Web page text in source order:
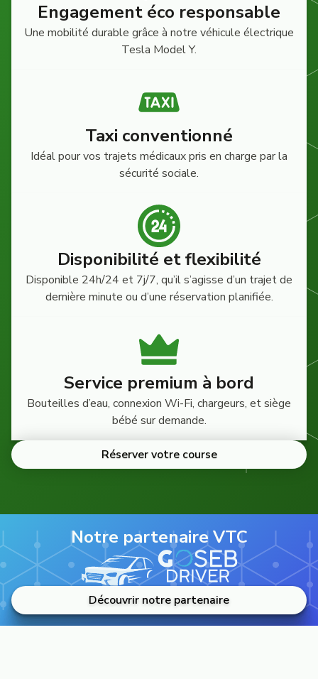
Engagement éco responsable
Une mobilité durable grâce à notre véhicule électrique
Tesla Model Y.
Taxi conventionné
Idéal pour vos trajets médicaux pris en charge par la
sécurité sociale.
Disponibilité et flexibilité
Disponible 24h/24 et 7j/7, qu’il s’agisse d’un trajet de
dernière minute ou d’une réservation planifiée.
Service premium à bord
Bouteilles d’eau, connexion Wi-Fi, chargeurs, et siège
bébé sur demande.
Réserver votre course
Notre partenaire VTC
Découvrir notre partenaire